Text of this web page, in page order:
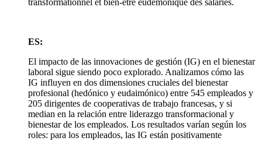
transformationnel et bien-être eudémonique des salariés.
ES:
El impacto de las innovaciones de gestión (IG) en el bienestar
laboral sigue siendo poco explorado. Analizamos cómo las
IG influyen en dos dimensiones cruciales del bienestar
profesional (hedónico y eudaimónico) entre 545 empleados y
205 dirigentes de cooperativas de trabajo francesas, y si
median en la relación entre liderazgo transformacional y
bienestar de los empleados. Los resultados varían según los
roles: para los empleados, las IG están positivamente